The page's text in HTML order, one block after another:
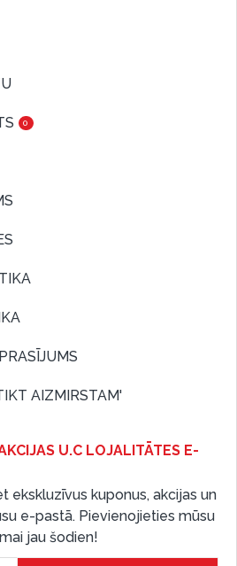
0
AIZMIRSTAM'
U.C LOJALITĀTES E-
ekskluzīvus kuponus, akcijas un
e-pastā. Pievienojieties mūsu
jau šodien!